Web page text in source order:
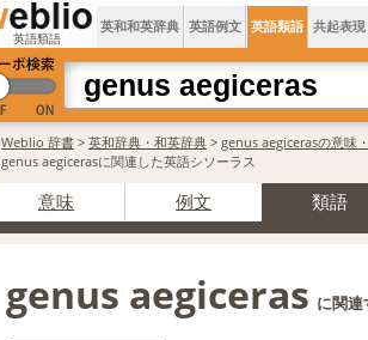
英語類語
英和和英辞典 英語例文 英語類語 共起表現
Weblio 辞書 > 英和辞典・和英辞典 > genus aegicerasの意味
genus aegicerasに関連した英語シソーラス
意味 例文 類語
genus aegiceras に関